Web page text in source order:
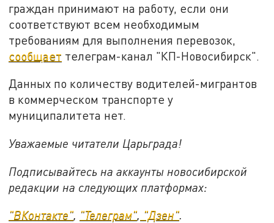
граждан принимают на работу, если они
соответствуют всем необходимым
требованиям для выполнения перевозок,
сообщает телеграм-канал "КП-Новосибирск".
Данных по количеству водителей-мигрантов
в коммерческом транспорте у
муниципалитета нет.
Уважаемые читатели Царьграда!
Подписывайтесь на аккаунты новосибирской
редакции на следующих платформах:
"ВКонтакте", "Телеграм", "Дзен".